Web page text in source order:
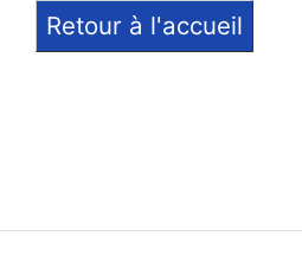
Retour à l'accueil